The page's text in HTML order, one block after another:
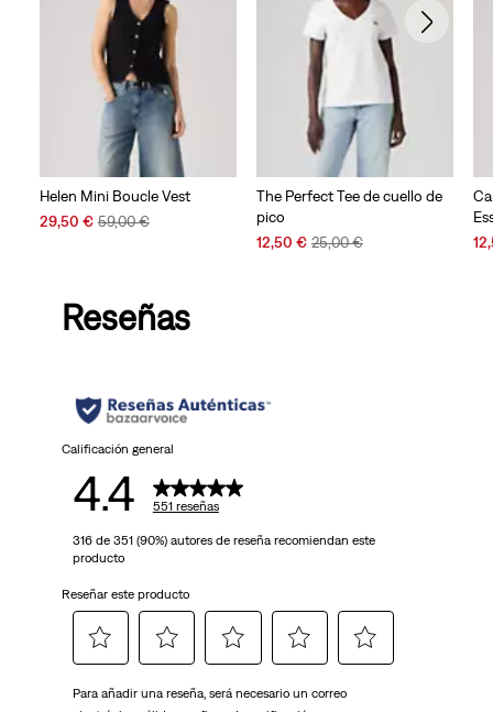
Helen Mini Boucle Vest
Sale
29,50 €Original
59,00 €
The Perfect Tee de cuello de
pico
Sale
12,50 € Original
25,00 €
Reseñas
Calificación general
4.4 551 reseñas
316 de 351 (90%) autores de reseña recomiendan este
producto
Reseñar este producto
para
para
para
para
para
Para añadir una reseña, será necesario un correo